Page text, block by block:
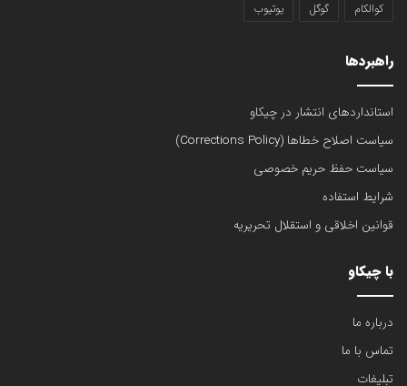
کوالکام
گوگل یوتیوب
راهبردها
استانداردهای انتشار در چیکاو
سیاست اصلاح خطاها (Corrections Policy)
سیاست حفظ حریم خصوصی
شرایط استفاده
قوانین اخلاقی و استقلال تحریریه
با چیکاو
درباره ما
تماس با ما
تبلیغات